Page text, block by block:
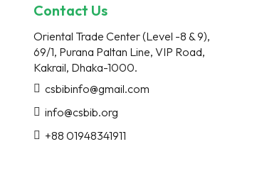
Contact Us
Oriental Trade Center (Level -8 & 9),
69/1, Purana Paltan Line, VIP Road,
Kakrail, Dhaka-1000.
csbibinfo@gmail.com
info@csbib.org
+88 01948341911